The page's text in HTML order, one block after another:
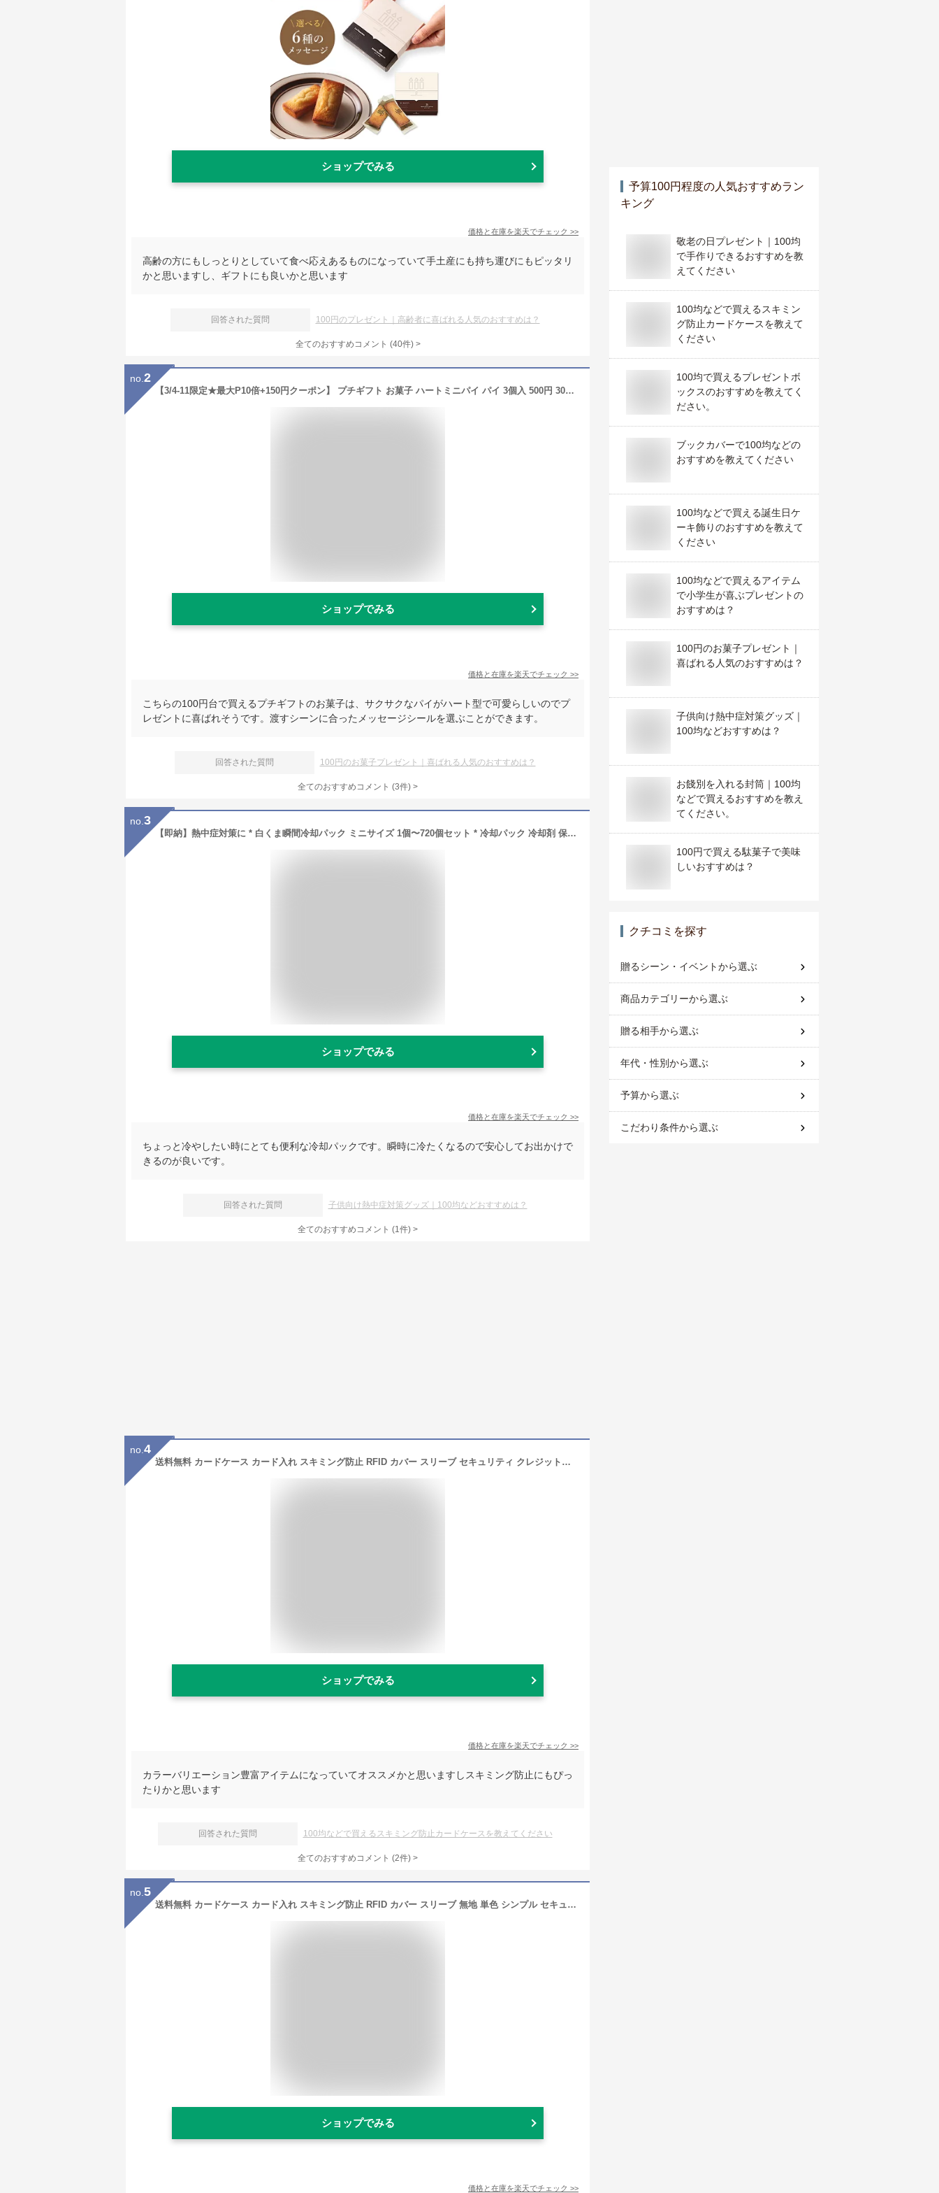
ショップでみる
価格と在庫を楽天でチェック >>
高齢の方にもしっとりとしていて食べ応えあるものになっていて手土産にも持ち運びにもピッタリ
かと思いますし、ギフトにも良いかと思います
回答された質問 100円のプレゼント｜高齢者に喜ばれる人気のおすすめは？
全てのおすすめコメント (40件) >
no. 2
【3/4-11限定★最大P10倍+150円クーポン】 プチギフト お菓子 ハートミニパイ パイ 3個入 500円 300円 退職 大量 個包装 結婚式 職場 卒園 卒業 バレンタイン センスのいい お礼 ありがとう ギフト ばらまき 産休 挨拶 子供 お世話になりました ココサブ
ショップでみる
価格と在庫を楽天でチェック >>
こちらの100円台で買えるプチギフトのお菓子は、サクサクなパイがハート型で可愛らしいのでプ
レゼントに喜ばれそうです。渡すシーンに合ったメッセージシールを選ぶことができます。
回答された質問 100円のお菓子プレゼント｜喜ばれる人気のおすすめは？
全てのおすすめコメント (3件) >
no. 3
【即納】熱中症対策に * 白くま瞬間冷却パック ミニサイズ 1個〜720個セット * 冷却パック 冷却剤 保冷剤 猛暑対策 熱中症対策 猛暑対策グッズ 熱中症対策グッズ 冷感 ひんやり 冷える 応急処置 夏販促品 販促品 景品 粗品 【一部コンビニ受取対応】
ショップでみる
価格と在庫を楽天でチェック >>
ちょっと冷やしたい時にとても便利な冷却パックです。瞬時に冷たくなるので安心してお出かけで
きるのが良いです。
回答された質問 子供向け熱中症対策グッズ｜100均などおすすめは？
全てのおすすめコメント (1件) >
no. 4
送料無料 カードケース カード入れ スキミング防止 RFID カバー スリーブ セキュリティ クレジットカード キャッシュカード クレカ 情報保護
ショップでみる
価格と在庫を楽天でチェック >>
カラーバリエーション豊富アイテムになっていてオススメかと思いますしスキミング防止にもぴっ
たりかと思います
回答された質問 100均などで買えるスキミング防止カードケースを教えてください
全てのおすすめコメント (2件) >
no. 5
送料無料 カードケース カード入れ スキミング防止 RFID カバー スリーブ 無地 単色 シンプル セキュリティ クレジットカード キャッシュカード クレカ 情報保護
ショップでみる
価格と在庫を楽天でチェック >>
予算100円程度の人気おすすめラン
キング
敬老の日プレゼント｜100均
で手作りできるおすすめを教
えてください
100均などで買えるスキミン
グ防止カードケースを教えて
ください
100均で買えるプレゼントボ
ックスのおすすめを教えてく
ださい。
ブックカバーで100均などの
おすすめを教えてください
100均などで買える誕生日ケ
ーキ飾りのおすすめを教えて
ください
100均などで買えるアイテム
で小学生が喜ぶプレゼントの
おすすめは？
100円のお菓子プレゼント｜
喜ばれる人気のおすすめは？
子供向け熱中症対策グッズ｜
100均などおすすめは？
お餞別を入れる封筒｜100均
などで買えるおすすめを教え
てください。
100円で買える駄菓子で美味
しいおすすめは？
クチコミを探す
贈るシーン・イベントから選ぶ
商品カテゴリーから選ぶ
贈る相手から選ぶ
年代・性別から選ぶ
予算から選ぶ
こだわり条件から選ぶ